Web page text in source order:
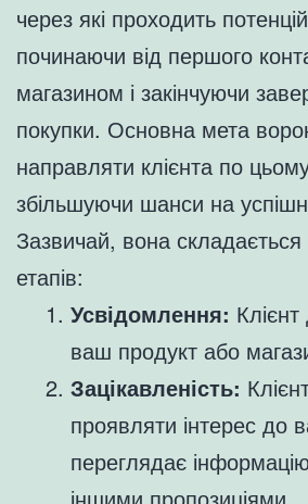
через які проходить
починаючи від першого
магазином і закінчуючи
покупки. Основна мета
направляти клієнта по
збільшуючи шанси на
Зазвичай, вона складається
етапів:
Усвідомлення:
ваш продукт або
Зацікавленість:
проявляти інтерес до
переглядає
іншими пропозиціями.